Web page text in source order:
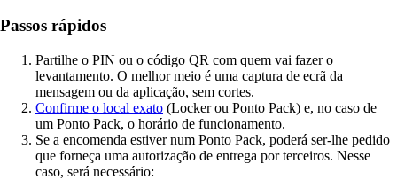
Passos rápidos
Partilhe o PIN ou o código QR com quem vai fazer o
levantamento. O melhor meio é uma captura de ecrã da
mensagem ou da aplicação, sem cortes.
Confirme o local exato (Locker ou Ponto Pack) e, no caso de
um Ponto Pack, o horário de funcionamento.
Se a encomenda estiver num Ponto Pack, poderá ser-lhe pedido
que forneça uma autorização de entrega por terceiros. Nesse
caso, será necessário: